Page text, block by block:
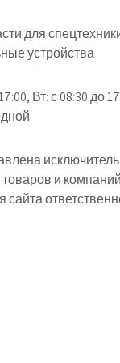
для
устройства
Вт: с 08:30 до
и